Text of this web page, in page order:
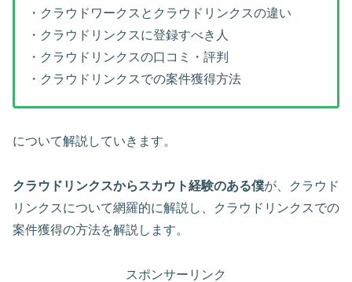
・クラウドワークスとクラウドリンクスの違い
・クラウドリンクスに登録すべき人
・クラウドリンクスの口コミ・評判
・クラウドリンクスでの案件獲得方法
について解説していきます。
クラウドリンクスからスカウト経験のある僕が、クラウド
リンクスについて網羅的に解説し、クラウドリンクスでの
案件獲得の方法を解説します。
スポンサーリンク